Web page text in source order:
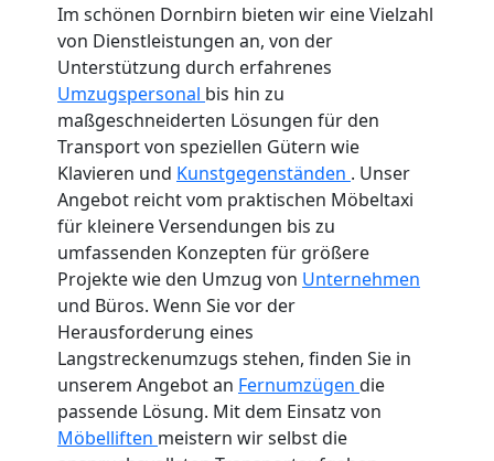
Im schönen Dornbirn bieten wir eine Vielzahl
von Dienstleistungen an, von der
Unterstützung durch erfahrenes
Umzugspersonal bis hin zu
maßgeschneiderten Lösungen für den
Transport von speziellen Gütern wie
Klavieren und Kunstgegenständen . Unser
Angebot reicht vom praktischen Möbeltaxi
für kleinere Versendungen bis zu
umfassenden Konzepten für größere
Projekte wie den Umzug von Unternehmen
und Büros. Wenn Sie vor der
Herausforderung eines
Langstreckenumzugs stehen, finden Sie in
unserem Angebot an Fernumzügen die
passende Lösung. Mit dem Einsatz von
Möbelliften meistern wir selbst die